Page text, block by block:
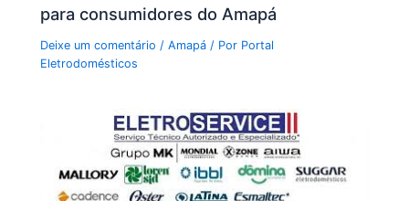
para consumidores do Amapá
Deixe um comentário /Amapá / Por Portal
Eletrodomésticos